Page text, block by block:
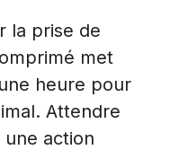
la prise de
met
heure pour
Attendre
action